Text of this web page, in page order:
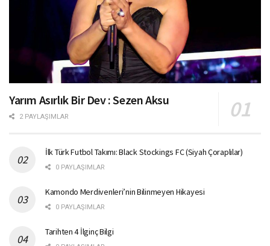
Yarım Asırlık Bir Dev : Sezen Aksu
2 PAYLAŞIMLAR
İlk Türk Futbol Takımı: Black Stockings FC (Siyah Çoraplılar)
0 PAYLAŞIMLAR
Kamondo Merdivenleri’nin Bilinmeyen Hikayesi
0 PAYLAŞIMLAR
Tarihten 4 İlginç Bilgi